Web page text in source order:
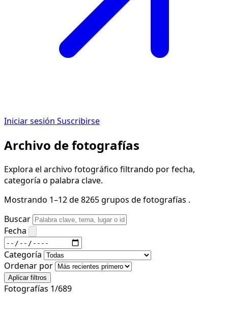
Iniciar sesión Suscribirse
Archivo de fotografías
Explora el archivo fotográfico filtrando por fecha,
categoría o palabra clave.
Mostrando 1–12 de 8265 grupos de fotografías .
Buscar
Fecha
Categoría
Ordenar por
Aplicar filtros
Fotografías 1/689